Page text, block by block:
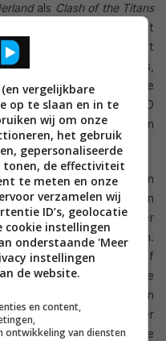
als Clash of the Titans
dat de 3D ervaring niet
onder ons niet weten dat
niet 3D opgenomen is,
Clash of the Titans
dat de
geworden is door de 3D
Alicevier tot zes maanden
acht tot tien weken.
zeshonderd mensen in
van de dag 3D brillen
tot 100.000 dollar per
fatsoenlijk uit te voeren.
en wij vragen ons dan af
3D camera’s te
de postproductie van een
achter de film meer
het omzetten met de
vergelijkbare
op te slaan en in te
wij om onze
het gebruik
gepersonaliseerde
de effectiviteit
te meten en onze
verzamelen wij
ID’s, geolocatie
cookie instellingen
onderstaande 'Meer
instellingen
de website.
en content,
ontwikkeling van diensten